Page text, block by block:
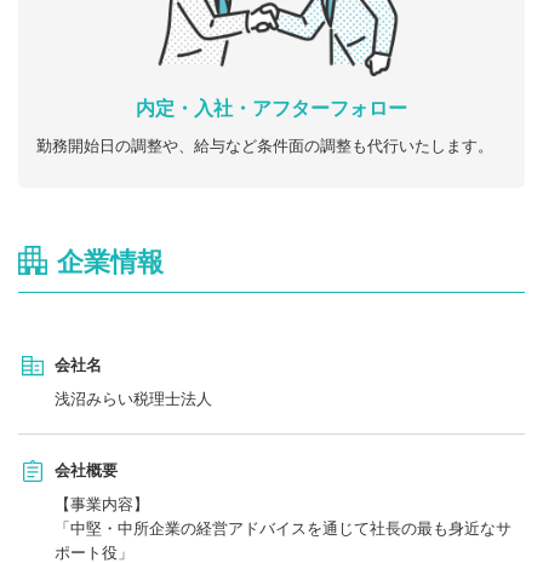
内定・入社・アフターフォロー
勤務開始日の調整や、給与など条件面の調整も代行いたします。
企業情報
会社名
浅沼みらい税理士法人
会社概要
【事業内容】
「中堅・中所企業の経営アドバイスを通じて社長の最も身近なサ
ポート役」